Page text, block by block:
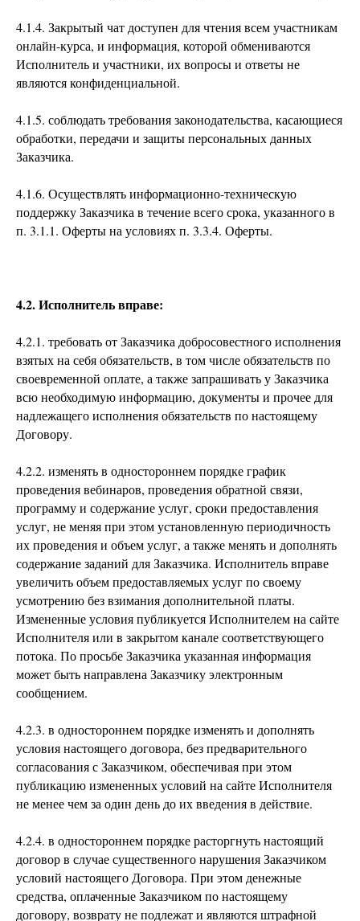
4.1.4. Закрытый чат доступен для чтения всем участникам
онлайн-курса, и информация, которой обмениваются
Исполнитель и участники, их вопросы и ответы не
являются конфиденциальной.
4.1.5. соблюдать требования законодательства, касающиеся
обработки, передачи и защиты персональных данных
Заказчика.
4.1.6. Осуществлять информационно-техническую
поддержку Заказчика в течение всего срока, указанного в
п. 3.1.1. Оферты на условиях п. 3.3.4. Оферты.
4.2. Исполнитель вправе:
4.2.1. требовать от Заказчика добросовестного исполнения
взятых на себя обязательств, в том числе обязательств по
своевременной оплате, а также запрашивать у Заказчика
всю необходимую информацию, документы и прочее для
надлежащего исполнения обязательств по настоящему
Договору.
4.2.2. изменять в одностороннем порядке график
проведения вебинаров, проведения обратной связи,
программу и содержание услуг, сроки предоставления
услуг, не меняя при этом установленную периодичность
их проведения и объем услуг, а также менять и дополнять
содержание заданий для Заказчика. Исполнитель вправе
увеличить объем предоставляемых услуг по своему
усмотрению без взимания дополнительной платы.
Измененные условия публикуется Исполнителем на сайте
Исполнителя или в закрытом канале соответствующего
потока. По просьбе Заказчика указанная информация
может быть направлена Заказчику электронным
сообщением.
4.2.3. в одностороннем порядке изменять и дополнять
условия настоящего договора, без предварительного
согласования с Заказчиком, обеспечивая при этом
публикацию измененных условий на сайте Исполнителя
не менее чем за один день до их введения в действие.
4.2.4. в одностороннем порядке расторгнуть настоящий
договор в случае существенного нарушения Заказчиком
условий настоящего Договора. При этом денежные
средства, оплаченные Заказчиком по настоящему
договору, возврату не подлежат и являются штрафной